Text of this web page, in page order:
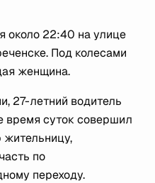
около 22:40 на улице
Под колесами
женщина.
27-летний водитель
время суток совершил
по
переходу.